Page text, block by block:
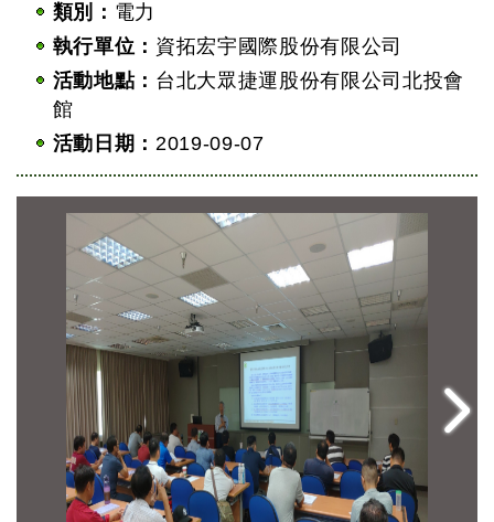
類別： 電力
執行單位： 資拓宏宇國際股份有限公司
活動地點： 台北大眾捷運股份有限公司北投會
館
活動日期： 2019-09-07